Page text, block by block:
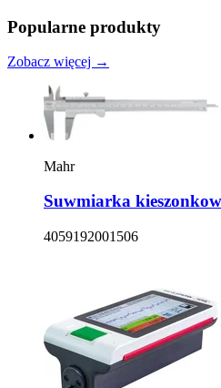
Popularne produkty
Zobacz więcej →
Mahr
Suwmiarka
4059192001506